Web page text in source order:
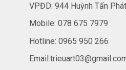
VPĐD: 944 Huỳnh Tấn
Mobile: 078 675 7979
Hotline: 0965 950 266